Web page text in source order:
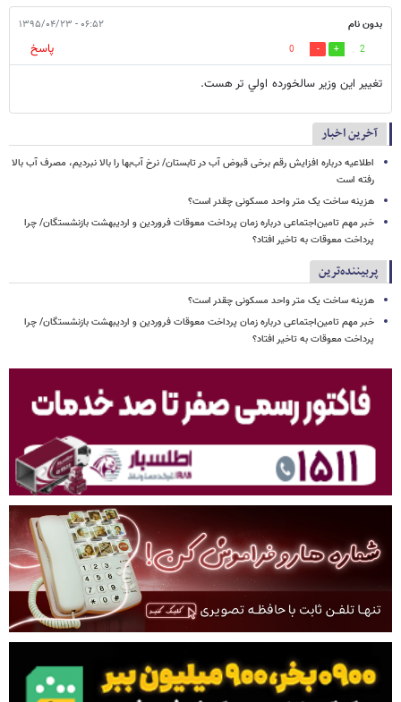
بدون نام ۰۶:۵۲ - ۱۳۹۵/۰۴/۲۳
2
0
پاسخ
تغيير اين وزير سالخورده اولي تر هست.
آخرین اخبار
اطلاعیه درباره افزایش رقم برخی قبوض آب در تابستان/ نرخ آب‌بها را بالا نبردیم، مصرف آب بالا
رفته است
هزینه ساخت یک متر واحد مسکونی چقدر است؟
خبر مهم تامین‌اجتماعی درباره زمان پرداخت معوقات فروردین و اردیبهشت بازنشستگان/ چرا
پرداخت معوقات به تاخیر افتاد؟
پربیننده‌ترین
هزینه ساخت یک متر واحد مسکونی چقدر است؟
خبر مهم تامین‌اجتماعی درباره زمان پرداخت معوقات فروردین و اردیبهشت بازنشستگان/ چرا
پرداخت معوقات به تاخیر افتاد؟